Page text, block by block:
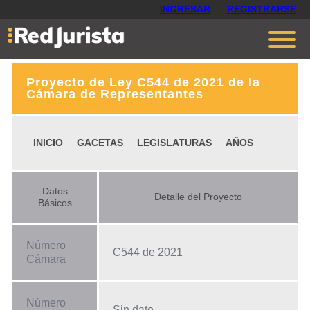
INGRESAR REGISTRARSE
Contáctanos
Planes
Proyecto de Ley C544 de 2021 de la
Cámara de Representantes
INICIO GACETAS LEGISLATURAS AÑOS
Datos
Básicos
Detalle del Proyecto
Número
Cámara
C544 de 2021
Número